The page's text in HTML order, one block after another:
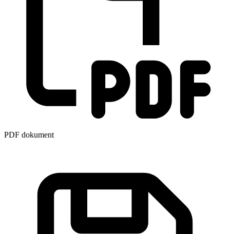
PDF dokument